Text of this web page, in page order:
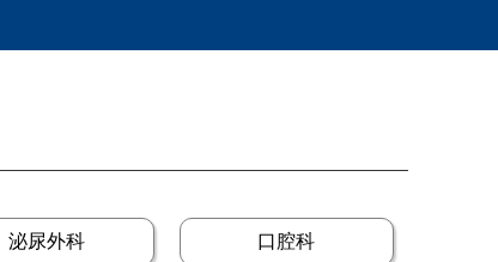
泌尿外科 口腔科